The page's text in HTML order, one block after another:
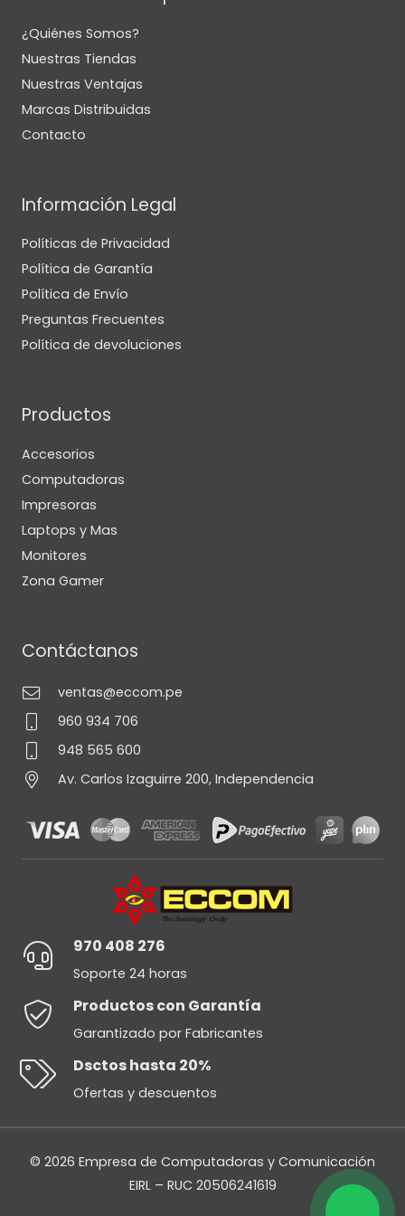
¿Quiénes Somos?
Nuestras Tiendas
Nuestras Ventajas
Marcas Distribuidas
Contacto
Información Legal
Políticas de Privacidad
Política de Garantía
Política de Envío
Preguntas Frecuentes
Política de devoluciones
Productos
Accesorios
Computadoras
Impresoras
Laptops y Mas
Monitores
Zona Gamer
Contáctanos
ventas@eccom.pe
960 934 706
948 565 600
Av. Carlos Izaguirre 200, Independencia
970 408 276
Soporte 24 horas
Productos con Garantía
Garantizado por Fabricantes
Dsctos hasta 20%
Ofertas y descuentos
© 2026 Empresa de Computadoras y Comunicación
EIRL – RUC 20506241619